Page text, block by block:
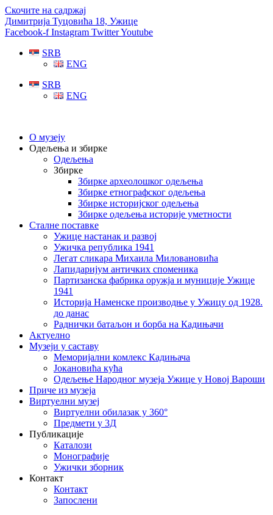
Скочите на садржај
Димитрија Туцовића 18, Ужице
Facebook-f Instagram TwitterYoutube
SRB
ENG
SRB
ENG
О музеју
Одељења и збирке
Одељења
Збирке
Збирке археолошког одељења
Збирке етнографског одељења
Збирке историјског одељења
Збирке одељења историје уметности
Сталне поставке
Ужице настанак и развој
Ужичка република 1941
Легат сликара Михаила Миловановића
Лапидаријум античких споменика
Партизанска фабрика оружја и муниције Ужице
1941
Историја Наменске производње у Ужицу од 1928.
до данас
Раднички батаљон и борба на Кадињачи
Актуелно
Музеји у саставу
Меморијални комлекс Кадињача
Јокановића кућа
Oдељење Народног музеја Ужице у Новој Вароши
Приче из музеја
Виртуелни музеј
Виртуелни обилазак у 360°
Предмети у 3Д
Публикације
Каталози
Монографије
Ужички зборник
Контакт
Контакт
Запослени